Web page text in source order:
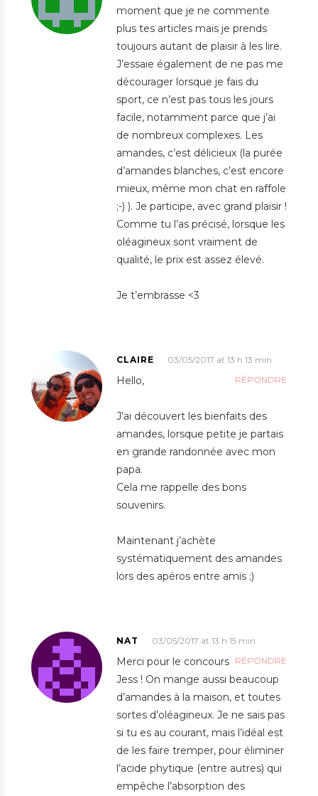
moment que je ne commente
plus tes articles mais je prends
toujours autant de plaisir à les lire.
J’essaie également de ne pas me
décourager lorsque je fais du
sport, ce n’est pas tous les jours
facile, notamment parce que j’ai
de nombreux complexes. Les
amandes, c’est délicieux (la purée
d’amandes blanches, c’est encore
mieux, même mon chat en raffole
;-) ). Je participe, avec grand plaisir !
Comme tu l’as précisé, lorsque les
oléagineux sont vraiment de
qualité, le prix est assez élevé.
Je t’embrasse <3
CLAIRE
03/05/2017 at 13 h 13 min
RÉPONDRE
Hello,
J’ai découvert les bienfaits des
amandes, lorsque petite je partais
en grande randonnée avec mon
papa.
Cela me rappelle des bons
souvenirs.
Maintenant j’achète
systématiquement des amandes
lors des apéros entre amis ;)
NAT
03/05/2017 at 13 h 15 min
RÉPONDRE
Merci pour le concours
Jess ! On mange aussi beaucoup
d’amandes à la maison, et toutes
sortes d’oléagineux. Je ne sais pas
si tu es au courant, mais l’idéal est
de les faire tremper, pour éliminer
l’acide phytique (entre autres) qui
empêche l’absorption des